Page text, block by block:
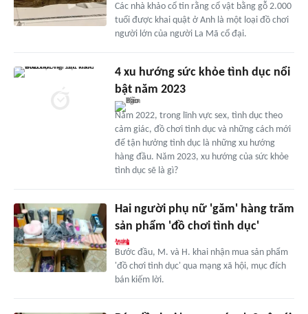
Các nhà khảo cổ tin rằng cổ vật bằng gỗ 2.000
tuổi được khai quật ở Anh là một loại đồ chơi
người lớn của người La Mã cổ đại.
4 xu hướng sức khỏe tình dục nổi
bật năm 2023
Năm 2022, trong lĩnh vực sex, tình dục theo
cảm giác, đồ chơi tình dục và những cách mới
để tận hưởng tình dục là những xu hướng
hàng đầu. Năm 2023, xu hướng của sức khỏe
tình dục sẽ là gì?
Hai người phụ nữ 'găm' hàng trăm
sản phẩm 'đồ chơi tình dục'
Bước đầu, M. và H. khai nhận mua sản phẩm
'đồ chơi tình dục' qua mạng xã hội, mục đích
bán kiếm lời.